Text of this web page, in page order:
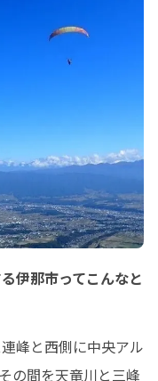
伊那市ってこんなと
峰と西側に中央アル
の間を天竜川と三峰